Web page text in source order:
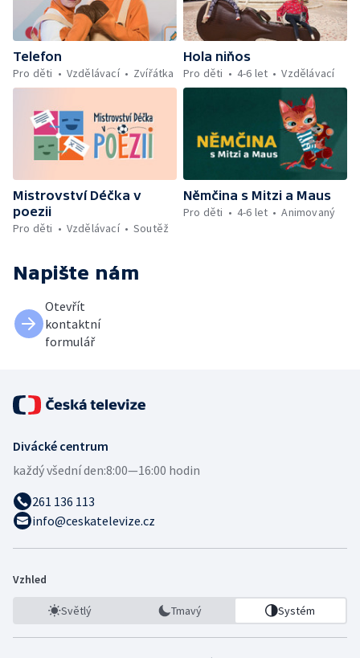
Telefon
Pro děti
Vzdělávací Zvířátka
Hola niňos
Pro děti
4-6 let Vzdělávací
Mistrovství Déčka v
poezii
Pro děti
Vzdělávací Soutěž
Němčina s Mitzi a Maus
Pro děti
4-6 let Animovaný
Napište nám
Otevřít
kontaktní
formulář
Divácké centrum
každý všední den:8:00—16:00 hodin
261 136 113
info@ceskatelevize.cz
Vzhled
Světlý Tmavý Systém